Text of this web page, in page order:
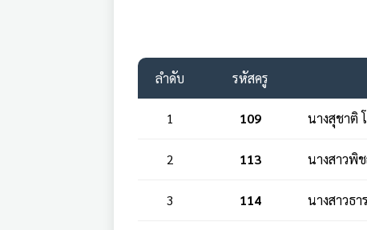
ลำดับ รหัสครู
1 109 นางสุชาติ
2 113 นางสาวพิ
3 114 นางสาวธ